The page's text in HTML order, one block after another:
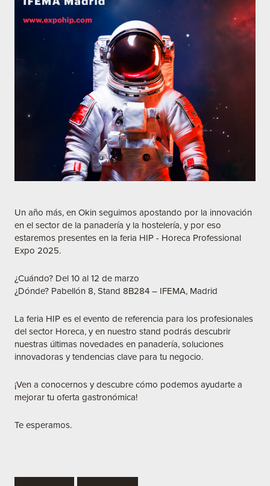
Un año más, en Okin seguimos apostando por la innovación
en el sector de la panadería y la hostelería, y por eso
estaremos presentes en la feria HIP - Horeca Professional
Expo 2025.
¿Cuándo? Del 10 al 12 de marzo
¿Dónde? Pabellón 8, Stand 8B284 – IFEMA, Madrid
La feria HIP es el evento de referencia para los profesionales
del sector Horeca, y en nuestro stand podrás descubrir
nuestras últimas novedades en panadería, soluciones
innovadoras y tendencias clave para tu negocio.
¡Ven a conocernos y descubre cómo podemos ayudarte a
mejorar tu oferta gastronómica!
Te esperamos.